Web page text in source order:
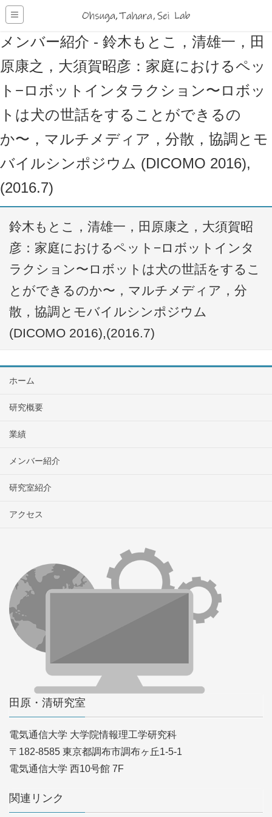
メンバー紹介 - 鈴木もとこ，清雄一，田
原康之，大須賀昭彦：家庭におけるペッ
ト−ロボットインタラクション〜ロボッ
トは犬の世話をすることができるの
か〜，マルチメディア，分散，協調とモ
バイルシンポジウム (DICOMO 2016),
(2016.7)
鈴木もとこ，清雄一，田原康之，大須賀昭
彦：家庭におけるペット−ロボットインタ
ラクション〜ロボットは犬の世話をするこ
とができるのか〜，マルチメディア，分
散，協調とモバイルシンポジウム
(DICOMO 2016),(2016.7)
ホーム
研究概要
業績
メンバー紹介
研究室紹介
アクセス
田原・清研究室
電気通信大学 大学院情報理工学研究科
〒182-8585 東京都調布市調布ヶ丘1-5-1
電気通信大学 西10号館 7F
関連リンク